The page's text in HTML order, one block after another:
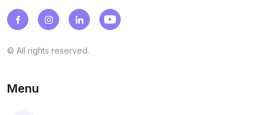
© All rights reserved.
Menu